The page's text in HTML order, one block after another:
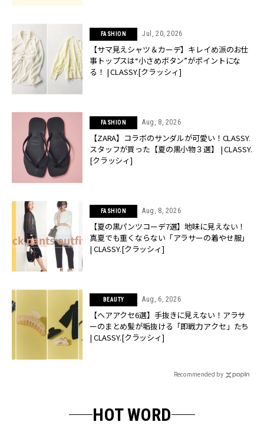
FASHION Jul, 20, 2026
【サマ見えシャツ＆カーデ】キレイめ派のお仕
事トップスは“小さめボタン”がポイントにな
る！ | CLASSY.[クラッシィ]
FASHION Aug, 8, 2026
【ZARA】コラボのサンダルが可愛い！CLASSY.
スタッフが買った【夏の黒小物３選】 | CLASSY.
[クラッシィ]
FASHION Aug, 8, 2026
【夏の黒パンツコーデ7選】地味に見えない！
真夏でも重くならない「アラサーの着やせ服」
| CLASSY.[クラッシィ]
BEAUTY Aug, 6, 2026
【ヘアアクセ6選】手抜きに見えない！アラサ
ーのまとめ髪が垢抜ける「即戦力アクセ」たち
| CLASSY.[クラッシィ]
Recommended by
HOT WORD